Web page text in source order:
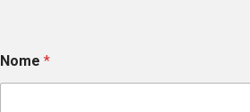
Nome*